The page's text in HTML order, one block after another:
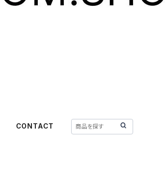
CONTACT